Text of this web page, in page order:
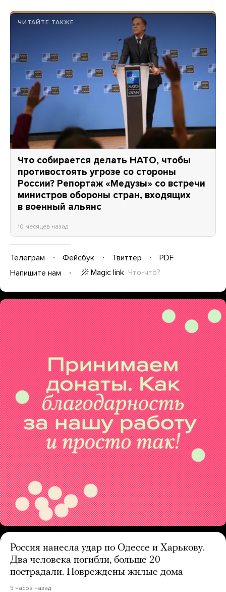
ЧИТАЙТЕ ТАКЖЕ
Что собирается делать НАТО, чтобы
противостоять угрозе со стороны
России? Репортаж «Медузы» со встречи
министров обороны стран, входящих
в военный альянс
10 месяцев назад
Телеграм Фейсбук Твиттер
PDF
Напишите нам
Magic link Что-что?
Россия нанесла удар по Одессе и Харькову.
Два человека погибли, больше 20
пострадали. Повреждены жилые дома
5 часов назад